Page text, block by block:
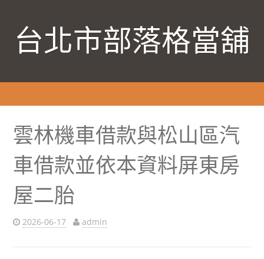
台北市部落格當舖
雲林機車借款與松山區汽
車借款並依本資料屏東房
屋二胎
2026-06-17 admin